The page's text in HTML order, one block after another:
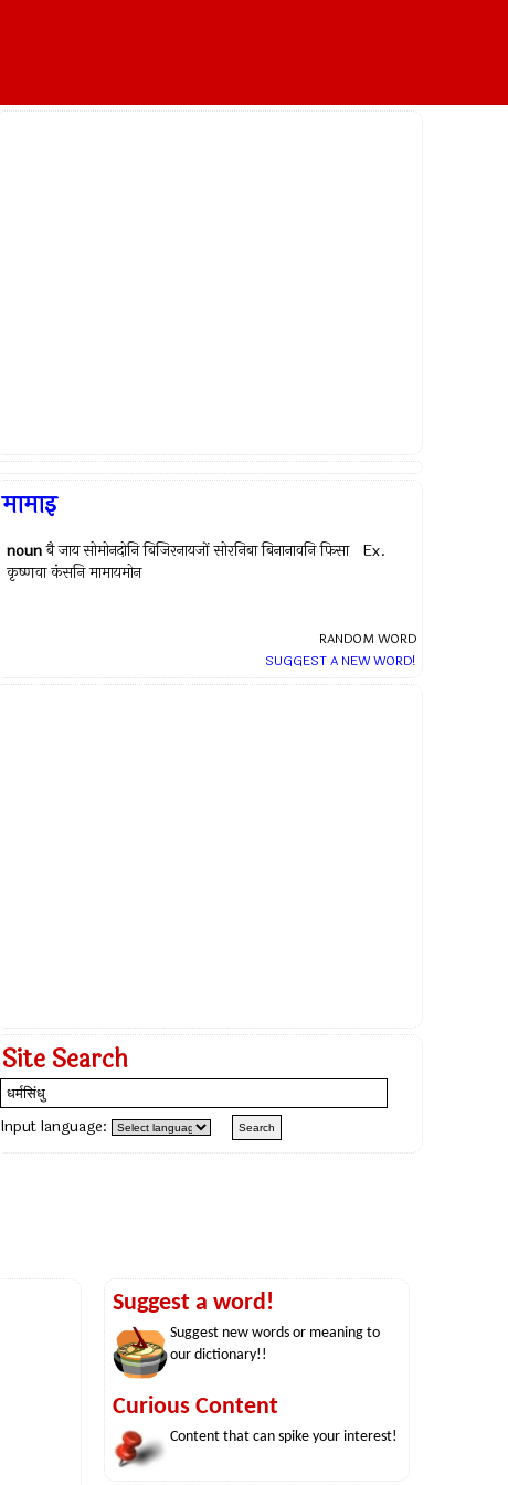
मामाइ
nounबै जाय सोमोनदोनि बिजिरनायजों सोरनिबा बिनानावनि फिसा Ex.
कृष्णवा कंसनि मामायमोन
RANDOM WORD
SUGGEST A NEW WORD!
Site Search
Input language:
Suggest a word!
Suggest new words or meaning to
our dictionary!!
Curious Content
Content that can spike your interest!